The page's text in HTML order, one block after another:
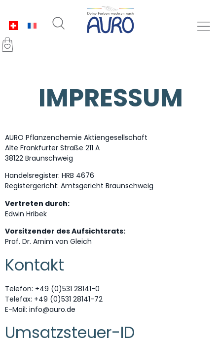
IMPRESSUM
AURO Pflanzenchemie Aktiengesellschaft
Alte Frankfurter Straße 211 A
38122 Braunschweig
Handelsregister: HRB 4676
Registergericht: Amtsgericht Braunschweig
Vertreten durch:
Edwin Hribek
Vorsitzender des Aufsichtsrats:
Prof. Dr. Arnim von Gleich
Kontakt
Telefon: +49 (0)531 28141-0
Telefax: +49 (0)531 28141-72
E-Mail: info@auro.de
Umsatzsteuer-ID